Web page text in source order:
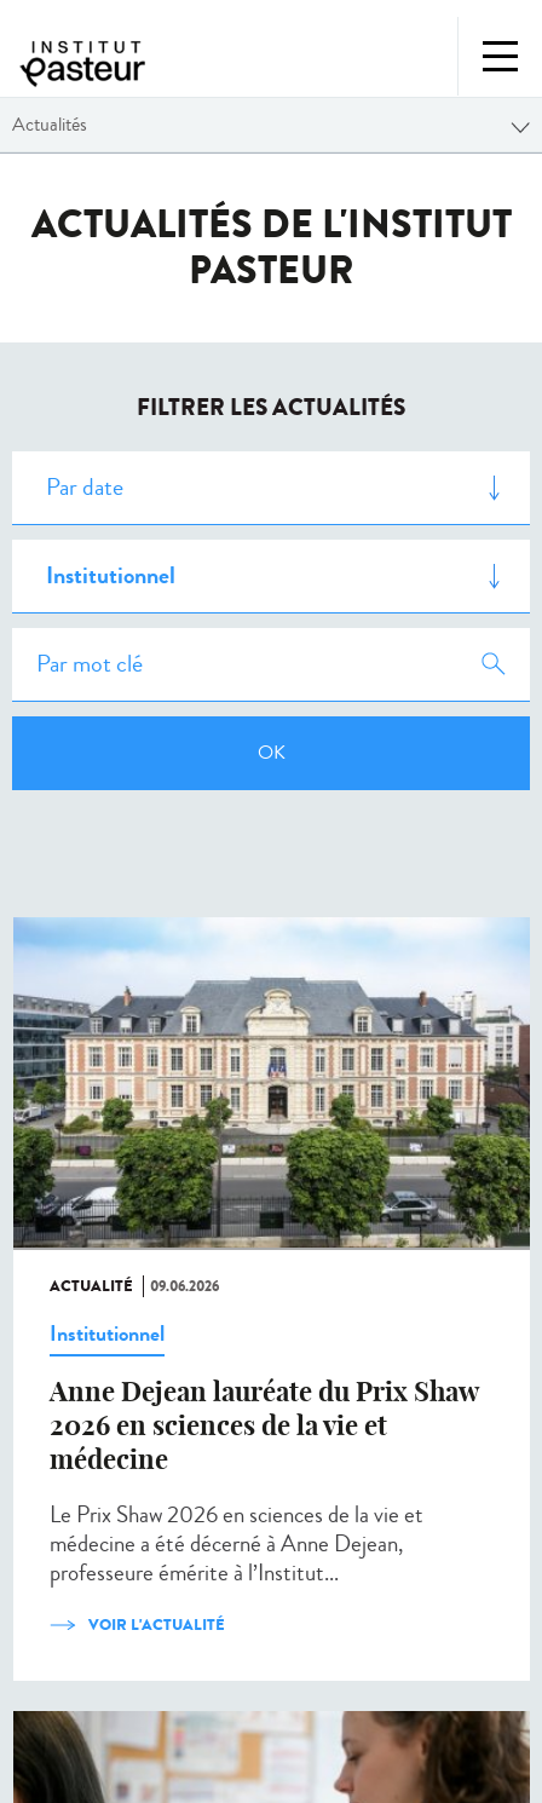
Actualités
ACTUALITÉS DE L'INSTITUT
PASTEUR
FILTRER LES ACTUALITÉS
ACTUALITÉ 09.06.2026
Institutionnel
Anne Dejean lauréate du Prix Shaw
2026 en sciences de la vie et
médecine
Le Prix Shaw 2026 en sciences de la vie et
médecine a été décerné à Anne Dejean,
professeure émérite à l’Institut...
VOIR L'ACTUALITÉ